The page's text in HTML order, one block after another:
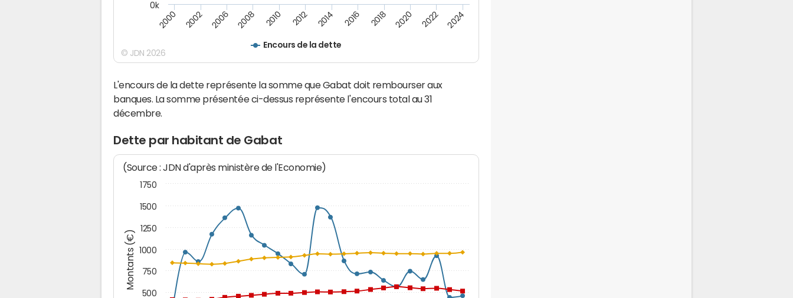
Encours de la dette
2000 2002 2006 2008 2010 2012 2014 2016 2018 2020 2022 2024
0k
© JDN 2026
L'encours de la dette représente la somme que Gabat doit rembourser aux
banques. La somme présentée ci-dessus représente l'encours total au 31
décembre.
Dette par habitant de Gabat
Montants (€)
(Source : JDN d'après ministère de l'Economie)
500
750
1000
1250
1500
1750